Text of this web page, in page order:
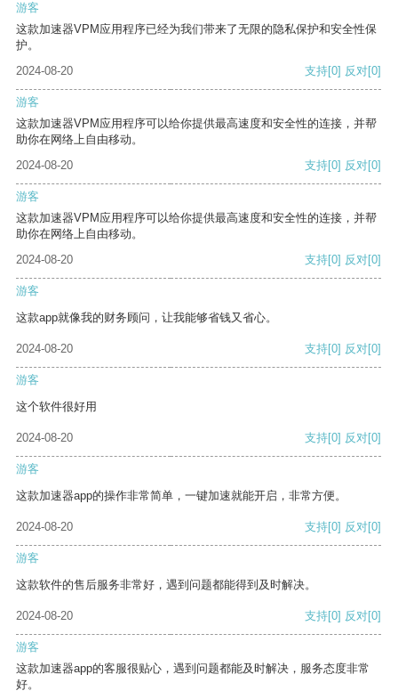
游客
这款加速器VPM应用程序已经为我们带来了无限的隐私保护和安全性保
护。
2024-08-20
支持[0] 反对[0]
游客
这款加速器VPM应用程序可以给你提供最高速度和安全性的连接，并帮
助你在网络上自由移动。
2024-08-20
支持[0] 反对[0]
游客
这款加速器VPM应用程序可以给你提供最高速度和安全性的连接，并帮
助你在网络上自由移动。
2024-08-20
支持[0] 反对[0]
游客
这款app就像我的财务顾问，让我能够省钱又省心。
2024-08-20 支持[0] 反对[0]
游客
这个软件很好用
2024-08-20 支持[0] 反对[0]
游客
这款加速器app的操作非常简单，一键加速就能开启，非常方便。
2024-08-20 支持[0] 反对[0]
游客
这款软件的售后服务非常好，遇到问题都能得到及时解决。
2024-08-20 支持[0] 反对[0]
游客
这款加速器app的客服很贴心，遇到问题都能及时解决，服务态度非常
好。